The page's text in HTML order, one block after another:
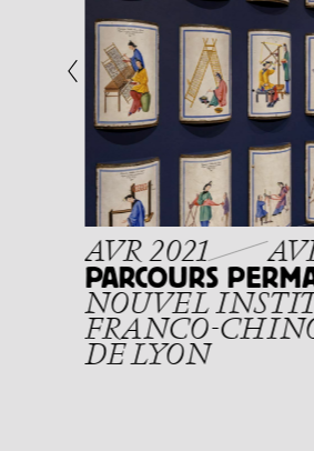
AVR 2021
PARCOURS
NOUVEL
FRANCO-
DE LYON